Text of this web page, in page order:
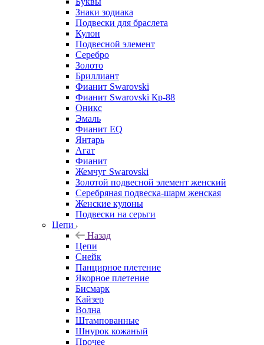
Знаки зодиака
Подвески для браслета
Кулон
Подвесной элемент
Серебро
Золото
Бриллиант
Фианит Swarovski
Фианит Swarovski Кр-88
Оникс
Эмаль
Фианит EQ
Янтарь
Агат
Фианит
Жемчуг Swarovski
Золотой подвесной элемент женcкий
Серебряная подвеска-шарм женская
Женские кулоны
Подвески на серьги
Цепи
Назад
Цепи
Снейк
Панцирное плетение
Якорное плетение
Бисмарк
Кайзер
Волна
Штампованные
Шнурок кожаный
Прочее